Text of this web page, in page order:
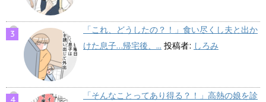
「これ、どうしたの？！」食い尽くし夫と出か
けた息子…帰宅後、... 投稿者: しろみ
「そんなことってあり得る？！」高熱の娘を診